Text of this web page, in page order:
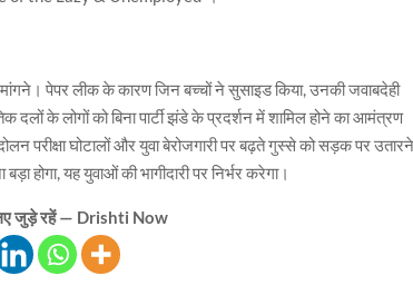
पेपर लीक के कारण जिन बच्चों ने सुसाइड किया, उनकी जवाबदेही
के लोगों को बिना पार्टी झंडे के प्रदर्शन में शामिल होने का आमंत्रण
परीक्षा घोटालों और युवा बेरोजगारी पर बढ़ते गुस्से को सड़क पर
होगा, यह युवाओं की भागीदारी पर निर्भर करेगा।
जुड़े रहें — Drishti Now